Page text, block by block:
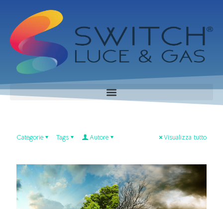
Categorie Tags Autore Visualizza tutto